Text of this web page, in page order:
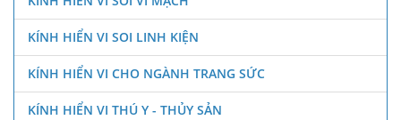
KÍNH HIỂN VI SOI LINH KIỆN
KÍNH HIỂN VI CHO NGÀNH TRANG SỨC
KÍNH HIỂN VI THÚ Y - THỦY SẢN